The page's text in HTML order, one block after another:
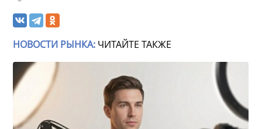
НОВОСТИ РЫНКА: ЧИТАЙТЕ ТАКЖЕ